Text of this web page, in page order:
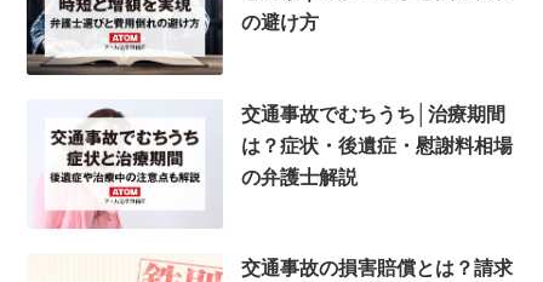
の避け方
交通事故でむちうち│治療期間
は？症状・後遺症・慰謝料相場
の弁護士解説
交通事故の損害賠償とは？請求